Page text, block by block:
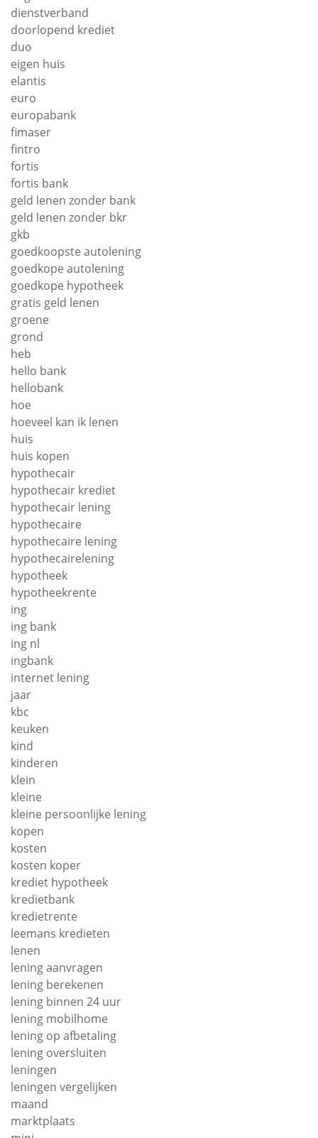
dienstverband
doorlopend krediet
duo
eigen huis
elantis
euro
europabank
fimaser
fintro
fortis
fortis bank
geld lenen zonder bank
geld lenen zonder bkr
gkb
goedkoopste autolening
goedkope autolening
goedkope hypotheek
gratis geld lenen
groene
grond
heb
hello bank
hellobank
hoe
hoeveel kan ik lenen
huis
huis kopen
hypothecair
hypothecair krediet
hypothecair lening
hypothecaire
hypothecaire lening
hypothecairelening
hypotheek
hypotheekrente
ing
ing bank
ing nl
ingbank
internet lening
jaar
kbc
keuken
kind
kinderen
klein
kleine
kleine persoonlijke lening
kopen
kosten
kosten koper
krediet hypotheek
kredietbank
kredietrente
leemans kredieten
lenen
lening aanvragen
lening berekenen
lening binnen 24 uur
lening mobilhome
lening op afbetaling
lening oversluiten
leningen
leningen vergelijken
maand
marktplaats